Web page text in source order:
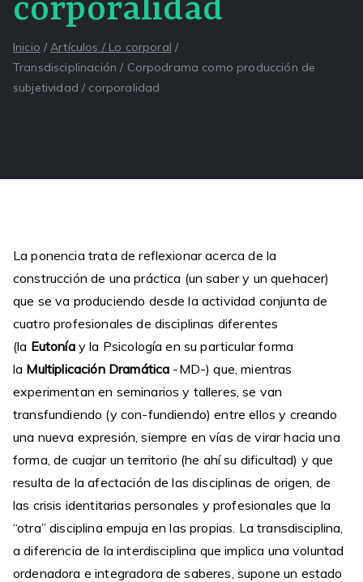
corporalidad
Inicio
Artículos / Lo corporal
Transdisciplinación / Corpodrama como producción de
subjetividad / corporalidad
La ponencia trata de reflexionar acerca de la
construcción de una práctica (un saber y un quehacer)
que se va produciendo desde la actividad conjunta de
cuatro profesionales de disciplinas diferentes
(la Eutonía y la Psicología en su particular forma
la Multiplicación Dramática -MD-) que, mientras
experimentan en seminarios y talleres, se van
transfundiendo (y con-fundiendo) entre ellos y creando
una nueva expresión, siempre en vías de virar hacia una
forma, de cuajar un territorio (he ahí su dificultad) y que
resulta de la afectación de las disciplinas de origen, de
las crisis identitarias personales y profesionales que la
“otra” disciplina empuja en las propias. La transdisciplina,
a diferencia de la interdisciplina que implica una voluntad
ordenadora e integradora de saberes, supone un estado